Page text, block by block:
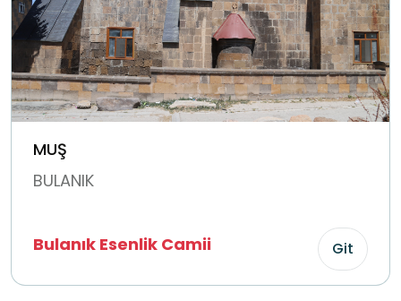
MUŞ
BULANIK
Bulanık Esenlik Camii Git